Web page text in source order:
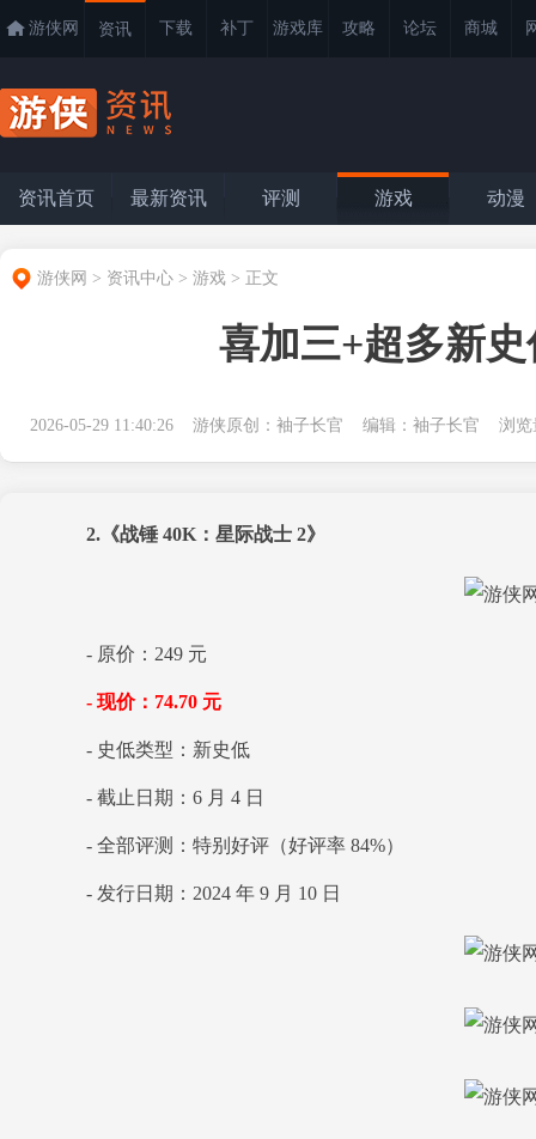
游侠网 资讯 下载 补丁 游戏库 攻略 论坛 商城
资讯首页 最新资讯 评测 游戏 动漫
游侠网 > 资讯中心 > 游戏 > 正文
喜加三+超多新
2026-05-29 11:40:26 游侠原创：袖子长官 编辑：袖子长官 浏览
2.《战锤 40K：星际战士 2》
- 原价：249 元
- 现价：74.70 元
- 史低类型：新史低
- 截止日期：6 月 4 日
- 全部评测：特别好评（好评率 84%）
- 发行日期：2024 年 9 月 10 日